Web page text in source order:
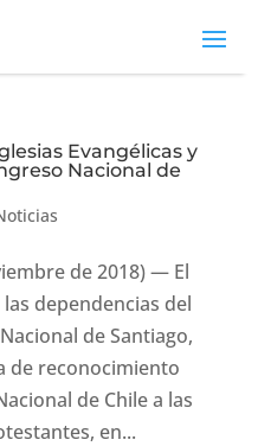
Evangélicas y
Nacional de
de 2018) — El
dependencias del
de Santiago,
de reconocimiento
de Chile a las
en...